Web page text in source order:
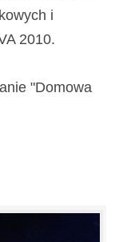
i
2010.
"Domowa